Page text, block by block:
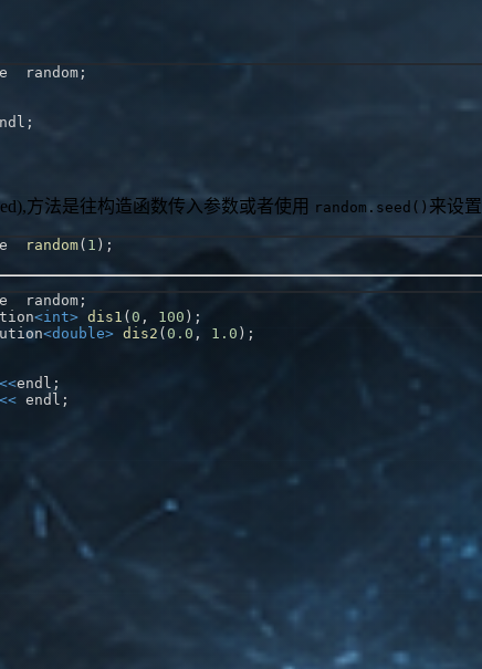
random ;
;
方法是往构造函数传入参数或者使用 random.seed() 来设置
random( 1 ) ;
random ;
<int> dis1 ( 0 , 100 ) ;
<double> dis2 ( 0.0 , 1.0 ) ;
<<endl ;
<< endl ;